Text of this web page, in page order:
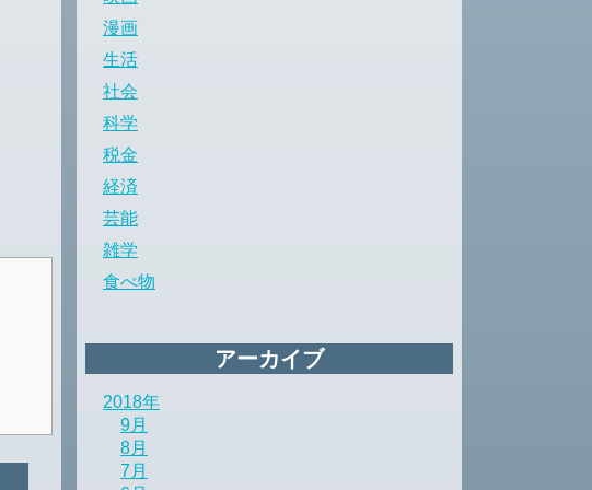
漫画
生活
社会
科学
税金
経済
芸能
雑学
食べ物
アーカイブ
2018年
9月
8月
7月